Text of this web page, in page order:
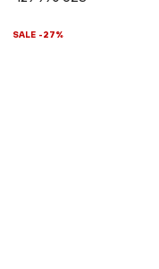
SALE -27%